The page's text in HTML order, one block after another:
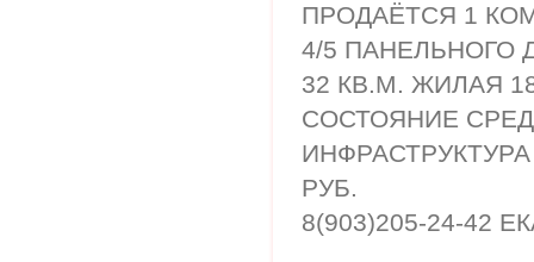
ПРОДАЁТСЯ 1
4/5
32 КВ.М. ЖИЛАЯ
СОСТОЯНИЕ
РУБ.
8(903)205-24-42